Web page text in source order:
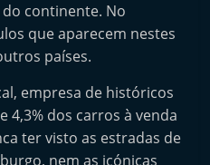
continente. No
que aparecem nestes
países.
empresa de históricos
4,3% dos carros à venda
ter visto as estradas de
nem as icónicas